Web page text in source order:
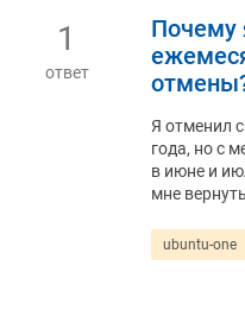
1
ответ
Почему
Я отменил
года, но с
в июне и
мне
ubuntu-one